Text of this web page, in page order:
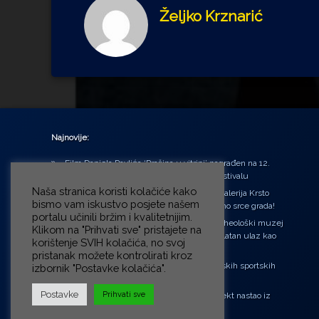
Željko Krznarić
Najnovije:
Film Daniela Pavlića ‘Prašina u vitrini’ nagrađen na 12.
Green Montenegro International Film Festivalu
U središtu Petrinje otvorena obnovljena Galerija Krsto
Hegedušić: Kultura vraćena kući, u samo srce grada!
Od petka do nedjelje (31.7. – 2.8.2026.) Arheološki muzej
u Zagrebu otvara vrata građanima: Besplatan ulaz kao
zaklon od toplinskog vala
‘Ni med cvetjem ni pravice’ na Aleji hrvatskih sportskih
“Rubikova kocka – složi svoju priču”, projekt nastao iz
potrebe da se čuje glas djece!
Naša stranica koristi kolačiće kako
bismo vam iskustvo posjete našem
portalu učinili bržim i kvalitetnijim.
Klikom na "Prihvati sve" pristajete na
korištenje SVIH kolačića, no svoj
pristanak možete kontrolirati kroz
izbornik "Postavke kolačića".
Postavke Prihvati sve